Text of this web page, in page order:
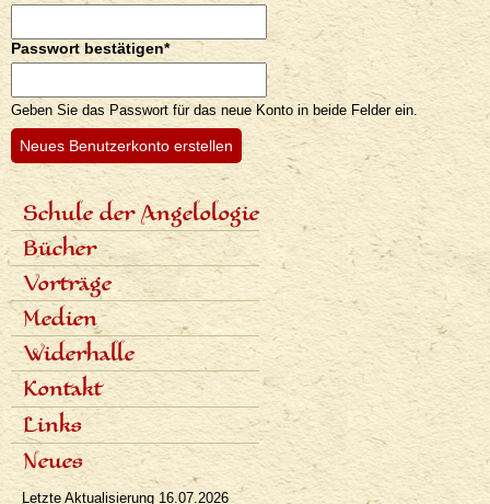
Passwort bestätigen*
Geben Sie das Passwort für das neue Konto in beide Felder ein.
<none>
Schule der Angelologie
Inhalt der Schule
Lektoren
Sieben Stufen
Termine und Anmeldungen
Fotogalerie
Bücher
Angelologie der Geschichte
Sieben Erzengel
Vorträge
Zeitplan der Vorträge
Aufnahmen der Vorträge
Medien
Fachartikel
Populäre Artikel
Presseinterviews
Rundfunk
Fernsehen
Bibliographie
Widerhalle
Dialoge
Rezensionen
Kontakt
Links
Neues
Letzte Aktualisierung 16.07.2026